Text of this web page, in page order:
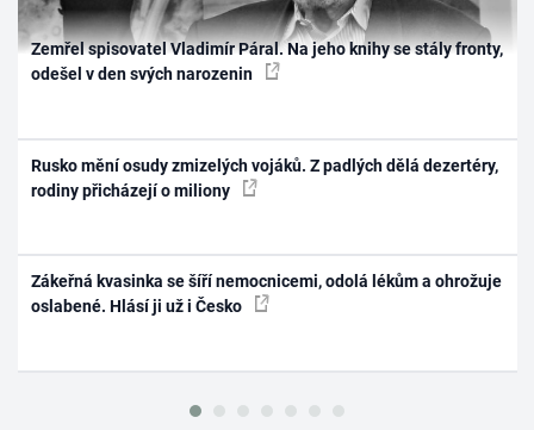
Zemřel spisovatel Vladimír Páral. Na jeho knihy se stály fronty,
odešel v den svých narozenin
Rusko mění osudy zmizelých vojáků. Z padlých dělá dezertéry,
rodiny přicházejí o miliony
Zákeřná kvasinka se šíří nemocnicemi, odolá lékům a ohrožuje
oslabené. Hlásí ji už i Česko